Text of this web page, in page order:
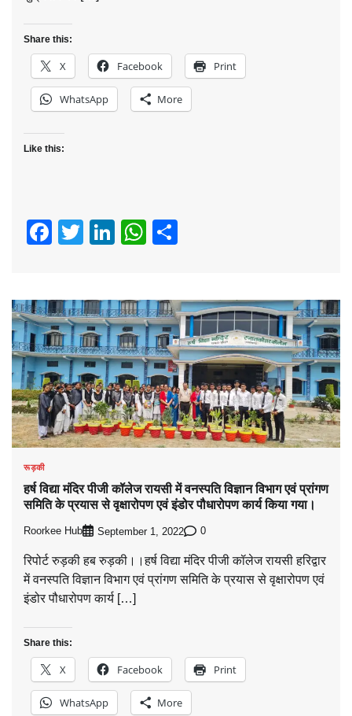
Share this:
X Facebook Print
WhatsApp More
Like this:
Facebook
TwitterLinkedIn
WhatsApp
रूड़की
हर्ष विद्या मंदिर पीजी कॉलेज रायसी में वनस्पति विज्ञान विभाग एवं प्रांगण
समिति के प्रयास से वृक्षारोपण एवं इंडोर पौधारोपण कार्य किया गया।
Roorkee Hub September 1, 2022 0
रिपोर्ट रुड़की हब रुड़की।।हर्ष विद्या मंदिर पीजी कॉलेज रायसी हरिद्वार
में वनस्पति विज्ञान विभाग एवं प्रांगण समिति के प्रयास से वृक्षारोपण एवं
इंडोर पौधारोपण कार्य […]
Share this:
X Facebook Print
WhatsApp More